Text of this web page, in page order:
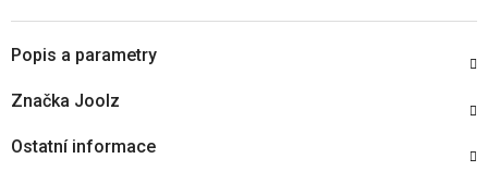
Popis a parametry
Značka Joolz
Ostatní informace